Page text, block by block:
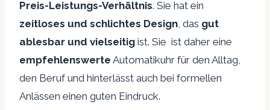
Preis-Leistungs-Verhältnis. Sie hat ein
zeitloses und schlichtes Design , das gut
ablesbar und vielseitig ist. Sie ist daher eine
empfehlenswerte Automatikuhr für den Alltag,
den Beruf und hinterlässt auch bei formellen
Anlässen einen guten Eindruck.